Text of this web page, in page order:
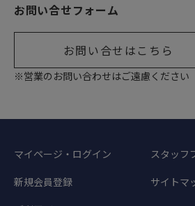
お問い合せフォーム
お問い合せはこちら
※営業のお問い合わせはご遠慮ください
マイページ・ログイン
新規会員登録
スタッフ
サイトマ